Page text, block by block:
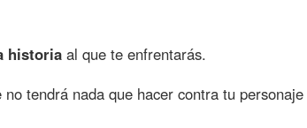
historia al que te enfrentarás.
tendrá nada que hacer contra tu personaje